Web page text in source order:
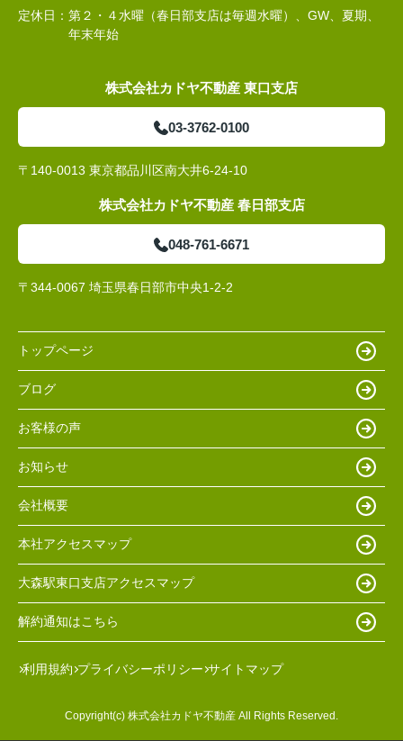
定休日： 第２・４水曜（春日部支店は毎週水曜）、GW、夏期、
年末年始
株式会社カドヤ不動産 東口支店
03-3762-0100
〒140-0013 東京都品川区南大井6-24-10
株式会社カドヤ不動産 春日部支店
048-761-6671
〒344-0067 埼玉県春日部市中央1-2-2
トップページ
ブログ
お客様の声
お知らせ
会社概要
本社アクセスマップ
大森駅東口支店アクセスマップ
解約通知はこちら
利用規約 プライバシーポリシー サイトマップ
Copyright(c) 株式会社カドヤ不動産 All Rights Reserved.